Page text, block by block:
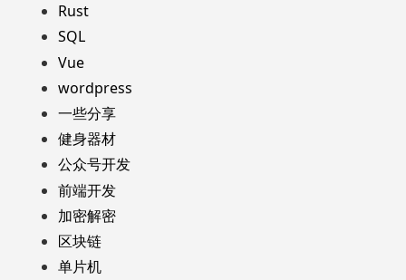
Rust
SQL
Vue
wordpress
一些分享
健身器材
公众号开发
前端开发
加密解密
区块链
单片机